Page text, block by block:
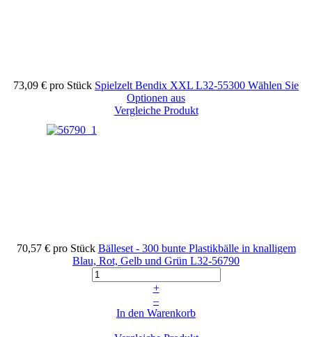
73,09 € pro Stück Spielzelt Bendix XXL L32-55300 Wählen Sie
Optionen aus
Vergleiche Produkt
70,57 € pro Stück Bälleset - 300 bunte Plastikbälle in knalligem
Blau, Rot, Gelb und Grün L32-56790
+
–
In den Warenkorb